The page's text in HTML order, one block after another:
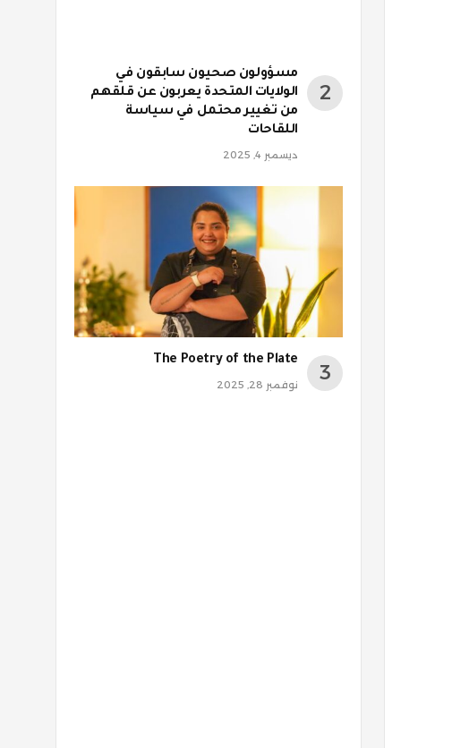
مسؤولون صحيون سابقون في
الولايات المتحدة يعربون عن قلقهم
من تغيير محتمل في سياسة
اللقاحات
ديسمبر 4, 2025
The Poetry of the Plate
نوفمبر 28, 2025